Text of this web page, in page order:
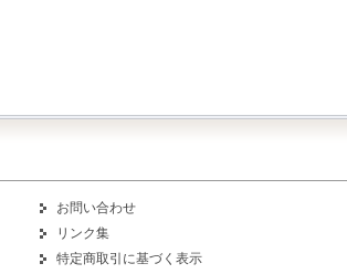
お問い合わせ
リンク集
特定商取引に基づく表示